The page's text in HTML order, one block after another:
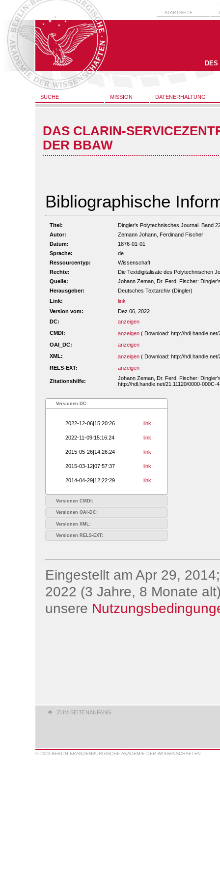
STARTSEITE
SUCHE MISSION DATENERHALTUNG
DAS CLARIN-
DER BBAW
Bibliographische
Titel:
Dingler's Polytechnisches Journal. Band
Autor:
Zemann Johann, Ferdinand Fischer
Datum:
1876-01-01
Sprache:
de
Ressourcentyp:
Wissenschaft
Rechte:
Die Textdigitalisate des Polytechnischen
Quelle:
Johann Zeman, Dr. Ferd. Fischer:
Herausgeber:
Deutsches Textarchiv (Dingler)
Link:
link
Version vom:
Dez 06, 2022
DC:
anzeigen
CMDI:
anzeigen ( Download: http://
OAI_DC:
anzeigen
XML:
anzeigen ( Download: http://
RELS-EXT:
anzeigen
Zitationshilfe:
Johann Zeman, Dr. Ferd. Fischer:
http://hdl.handle.net/21.11120/0000-000C-
Versionen DC:
2022-12-06|15:20:26 link
2022-11-09|15:16:24 link
2015-05-26|14:26:24 link
2015-03-12|07:57:37 link
2014-04-29|12:22:29 link
Versionen CMDI:
Versionen OAI-DC:
Versionen XML:
Versionen RELS-EXT:
Eingestellt am Apr 29,
2022 (3 Jahre, 8 Monate
unsere
ZUM SEITENANFANG
© 2023 BERLIN-BRANDENBURGISCHE AKADEMIE DER WISSENSCHAFTEN